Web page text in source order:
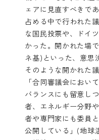
ェアに見直すべきで
占める中で行われた
な国民投票や、ドイ
かった。開かれた場
ネ基)といった、意思
そのような開かれた
「合同審議会におい
バランスにも留意し
者、エネルギー分野
者や専門家にも委員
公開している」(地球